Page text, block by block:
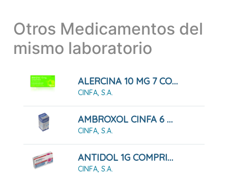
Otros Medicamentos del
mismo laboratorio
ALERCINA 10 MG 7 COMPRIMIDOS RECUBIERTOS
CINFA, S.A.
AMBROXOL CINFA 6 MG/ML JARABE
CINFA, S.A.
ANTIDOL 1G COMPRIMIDOS
CINFA, S.A.